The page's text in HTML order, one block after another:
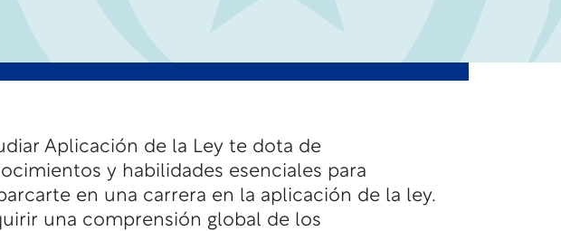
Aplicación de la Ley te dota de
y habilidades esenciales para
en una carrera en la aplicación de la ley.
una comprensión global de los